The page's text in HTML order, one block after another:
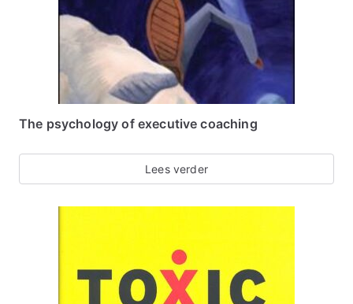
The psychology of executive coaching
Lees verder